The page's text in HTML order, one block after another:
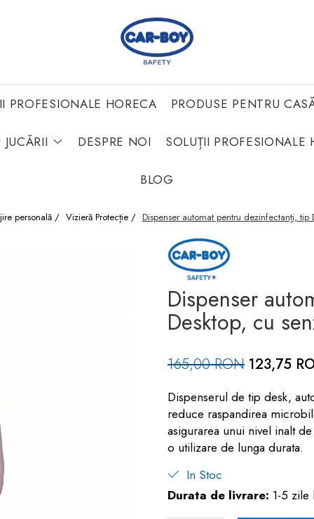
PROFESIONALE HORECA PRODUSE PENTRU
JUCĂRII DESPRE NOI SOLUȚII PROFESIONALE
BLOG
personală / Vizieră Protecție / Dispenser automat pentru dezinfectanți, tip
Dispenser
Desktop, cu
165,00 RON 123,75
Dispenserul de tip desk,
reduce raspandirea
asigurarea unui nivel inalt
o utilizare de lunga durata.
In Stoc
Durata de livrare: 1-5 zile